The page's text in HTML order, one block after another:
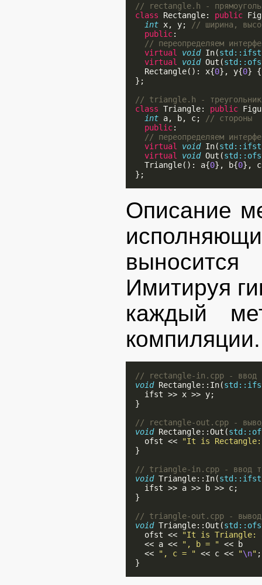
// rectangle.h -
class Rectangle: public
int x, y;
// ширина,
public:
// переопределяем
virtual
void In(
virtual
void Out(
    Rectangle(): x{
0}, y{0}
  };
// triangle.h - треугольник
class Triangle: public
int a, b, c;
// стороны
public:
// переопределяем
virtual
void In(
virtual
void Out(
    Triangle(): a{
0}, b{0},
  };
Описание
Имитируя
каждый
компиляции.
// rectangle-in.cpp - ввод
void Rectangle::In(
    ifst >> x >> y;
  }
// rectangle-out.cpp - вывод
void Rectangle::Out(
    ofst <<
"It is
  }
// triangle-in.cpp - ввод
void Triangle::In(
    ifst >> a >> b >> c;
  }
// triangle-out.cpp - вывод
void Triangle::Out(
    ofst <<
"It is Triangle:
    << a <<
", b = " << b
    <<
", c = " << c << "\n" ;
  }